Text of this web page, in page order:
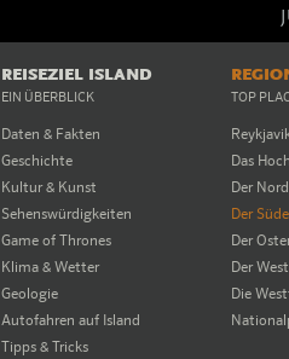
REISEZIEL ISLAND
EIN ÜBERBLICK
Daten & Fakten
Geschichte
Kultur & Kunst
Sehenswürdigkeiten
Game of Thrones
Klima & Wetter
Geologie
Autofahren auf Island
Tipps & Tricks
TOP
Das
Der
Der
Der
Der
Die